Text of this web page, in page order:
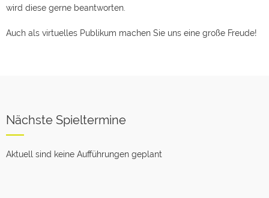
wird diese gerne beantworten.
Auch als virtuelles Publikum machen Sie uns eine große Freude!
Nächste Spieltermine
Aktuell sind keine Aufführungen geplant